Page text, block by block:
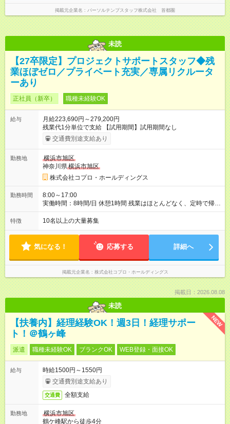
掲載元企業名 パーソルテンプスタッフ株式会社 首都圏
未読
【27卒限定】プロジェクトサポートスタッフ◆残
業ほぼゼロ／プライベート充実／専属リクルータ
ーあり
正社員（新卒） 職種未経験OK
給与
月給223,690円～279,200円
残業代1分単位で支給 【試用期間】試用期間なし
交通費別途支給あり
勤務地
横浜市旭区
神奈川県横浜市旭区
株式会社コプロ・ホールディングス
勤務時間
8:00～17:00
実働時間：8時間/日 休憩1時間 残業はほとんどなく、定時で帰れ
る日が多い働き方です。 毎日の業務は進捗管理や事務が中心な
ので、 「今日やるべき仕事」が終われば、自然と区切りをつけ
方を大切にしています。
特徴 10名以上の大量募集
気になる！ 応募する 詳細へ
掲載元企業名 株式会社コプロ・ホールディングス
掲載日：2026.08.08
未読
NEW
【扶養内】経理経験OK！週3日！経理サポー
ト！＠鶴ヶ峰
派遣 職種未経験OK ブランクOK WEB登録・面接OK
給与
時給1500円～1550円
交通費別途支給あり
交通費 全額支給
勤務地
横浜市旭区
鶴ケ峰駅から徒歩4分